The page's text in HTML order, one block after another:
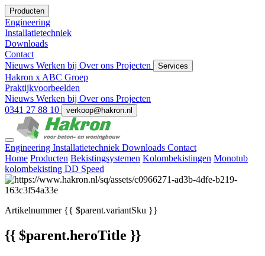
Producten
Engineering
Installatietechniek
Downloads
Contact
Nieuws Werken bij Over ons Projecten Services
Hakron x ABC Groep
Praktijkvoorbeelden
Nieuws Werken bij Over ons Projecten
0341 27 88 10
verkoop@hakron.nl
Engineering Installatietechniek Downloads Contact
Home Producten Bekistingsystemen Kolombekistingen Monotub
kolombekisting DD Speed
Artikelnummer{{ $parent.variantSku }}
{{ $parent.heroTitle }}